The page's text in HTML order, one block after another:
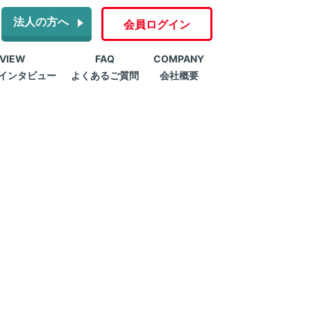
法人の方へ 会員ログイン
ンタビュー
FAQ
よくあるご質問
COMPANY
会社概要